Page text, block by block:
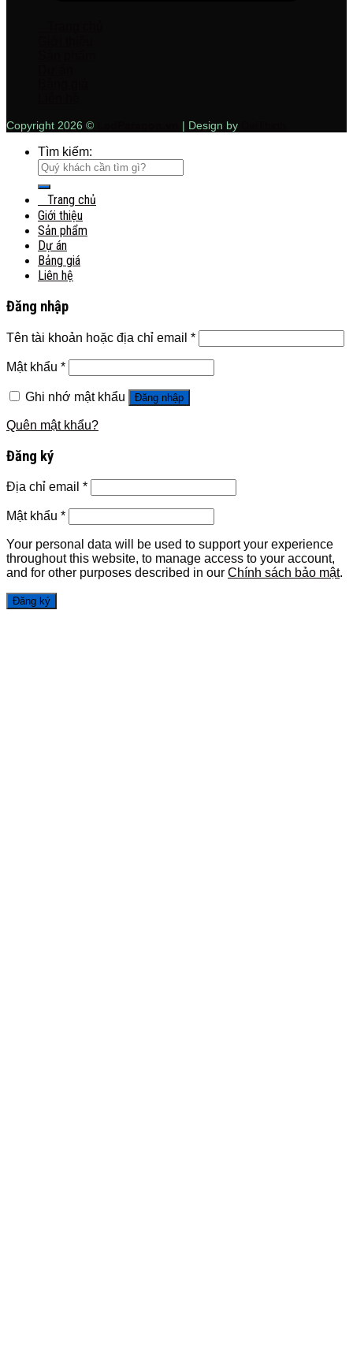
Copyright 2026 © | Design by
Tìm kiếm:
Trang chủ
Giới thiệu
Sản phẩm
Dự án
Bảng giá
Liên hệ
Đăng nhập
Tên tài khoản hoặc địa chỉ email *
Mật khẩu *
Ghi nhớ mật khẩu Đăng nhập
Quên mật khẩu?
Đăng ký
Địa chỉ email *
Mật khẩu *
Your personal data will be used to support your experience
throughout this website, to manage access to your account,
and for other purposes described in our Chính sách bảo mật.
Đăng ký